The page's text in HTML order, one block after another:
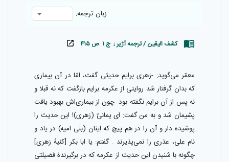
زبان ترجمه:
کشف الیقین / ترجمه آژیر ; ج ۱ ص ۴۱۵
معمّر مى‌گويد: -زهرى برايم حديثى گفت، امّا در آن بيمارى
كه بدان گرفتار شد روايتى از عكرمه برايم بازگفت كه نه قبلا و
نه پس از آن برايم نگفته بود. چون از بيمارى‌اش بهبود يافت
پشيمان شد و به من گفت: اى يمانىّ‌ (زهرى)! اين حديث را
پوشيده دار و آن را در هم پيچ كه اينان (بنى اميه) در ياد و
نام على، عذرى را نمى‌پذيرند . گفتم: يا ابا بكر [كنيۀ زهرى]
چگونه با شنيدن اين حديث از عكرمه كه در برگيرندۀ فضيلتى